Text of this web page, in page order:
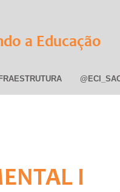
a Educação
I